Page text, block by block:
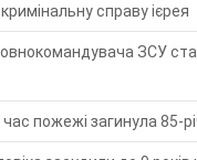
справу ієрея
ЗСУ
час пожежі загинула 85-